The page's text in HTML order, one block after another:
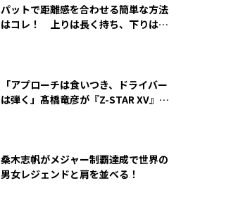
パットで距離感を合わせる簡単な方法
はコレ！ 上りは長く持ち、下りは短
「アプローチは食いつき、ドライバー
は弾く」髙橋竜彦が『Z-STAR XV』を
桑木志帆がメジャー制覇達成で世界の
男女レジェンドと肩を並べる！